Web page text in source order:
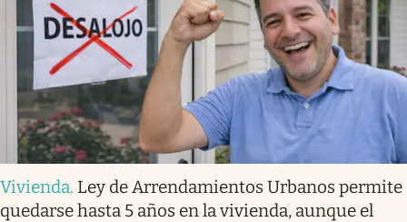
Vivienda. Ley de Arrendamientos Urbanos permite
quedarse hasta 5 años en la vivienda, aunque el